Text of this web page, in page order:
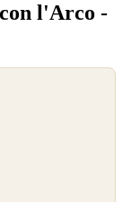
l'Arco -